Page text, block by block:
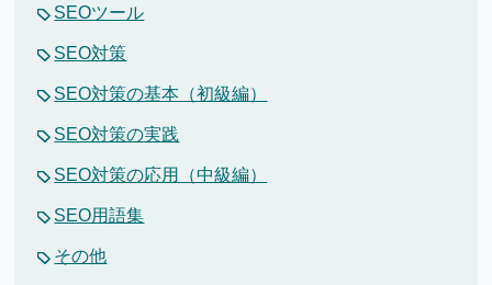
SEOツール
SEO対策
SEO対策の基本（初級編）
SEO対策の実践
SEO対策の応用（中級編）
SEO用語集
その他